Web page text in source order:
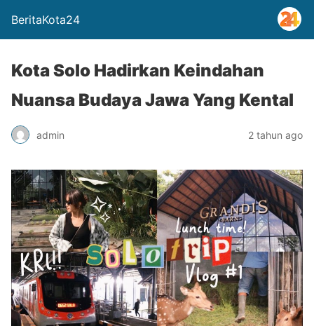
BeritaKota24
Kota Solo Hadirkan Keindahan
Nuansa Budaya Jawa Yang Kental
admin 2 tahun ago